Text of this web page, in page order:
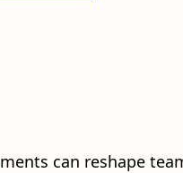
can reshape